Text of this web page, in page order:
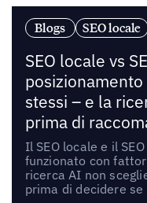
Blogs SEO locale
SEO locale vs
stessi – e la
prima di
Il SEO locale e il
funzionato con
ricerca AI non
prima di decidere